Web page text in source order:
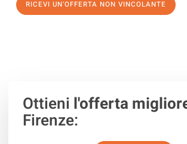
RICEVI UN'OFFERTA NON VINCOLANTE
Ottieni l'offerta
Firenze: